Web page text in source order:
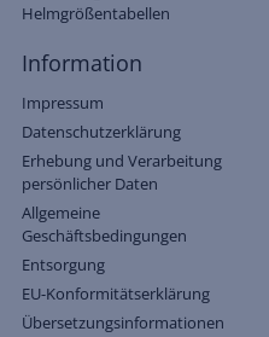
Helmgrößentabellen
Information
Impressum
Datenschutzerklärung
Erhebung und Verarbeitung
persönlicher Daten
Allgemeine
Geschäftsbedingungen
Entsorgung
EU-Konformitätserklärung
Übersetzungsinformationen